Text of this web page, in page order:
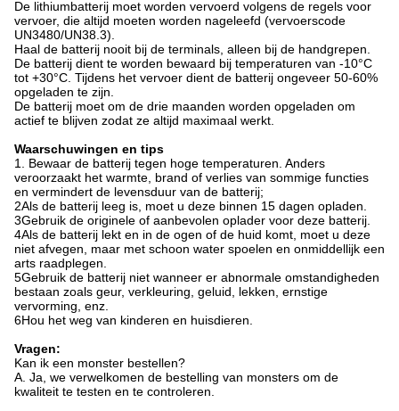
De lithiumbatterij moet worden vervoerd volgens de regels voor
vervoer, die altijd moeten worden nageleefd (vervoerscode
UN3480/UN38.3).
Haal de batterij nooit bij de terminals, alleen bij de handgrepen.
De batterij dient te worden bewaard bij temperaturen van -10°C
tot +30°C. Tijdens het vervoer dient de batterij ongeveer 50-60%
opgeladen te zijn.
De batterij moet om de drie maanden worden opgeladen om
actief te blijven zodat ze altijd maximaal werkt.
Waarschuwingen en tips
1. Bewaar de batterij tegen hoge temperaturen. Anders
veroorzaakt het warmte, brand of verlies van sommige functies
en vermindert de levensduur van de batterij;
2Als de batterij leeg is, moet u deze binnen 15 dagen opladen.
3Gebruik de originele of aanbevolen oplader voor deze batterij.
4Als de batterij lekt en in de ogen of de huid komt, moet u deze
niet afvegen, maar met schoon water spoelen en onmiddellijk een
arts raadplegen.
5Gebruik de batterij niet wanneer er abnormale omstandigheden
bestaan zoals geur, verkleuring, geluid, lekken, ernstige
vervorming, enz.
6Hou het weg van kinderen en huisdieren.
Vragen:
Kan ik een monster bestellen?
A. Ja, we verwelkomen de bestelling van monsters om de
kwaliteit te testen en te controleren.